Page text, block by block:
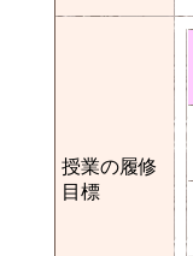
授業の履修
目標